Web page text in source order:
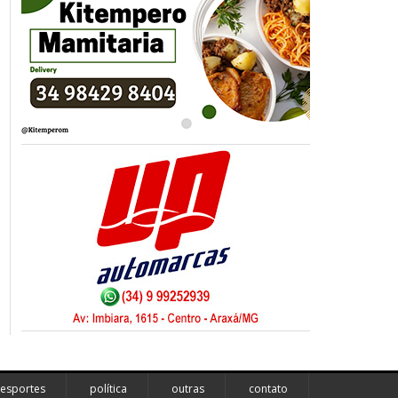
esportes política outras contato